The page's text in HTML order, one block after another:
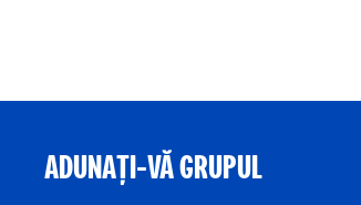
ADUNAȚI-VĂ GRUPUL